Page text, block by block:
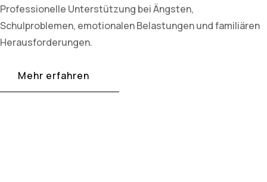
Professionelle Unterstützung bei Ängsten,
Schulproblemen, emotionalen Belastungen und familiären
Herausforderungen.
Mehr erfahren